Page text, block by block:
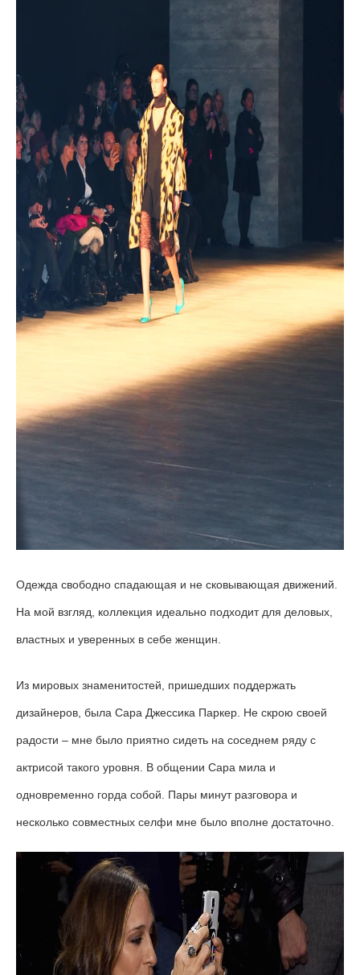
Одежда свободно спадающая и не сковывающая движений.
На мой взгляд, коллекция идеально подходит для деловых,
властных и уверенных в себе женщин.
Из мировых знаменитостей, пришедших поддержать
дизайнеров, была Сара Джессика Паркер. Не скрою своей
радости – мне было приятно сидеть на соседнем ряду с
актрисой такого уровня. В общении Сара мила и
одновременно горда собой. Пары минут разговора и
несколько совместных селфи мне было вполне достаточно.